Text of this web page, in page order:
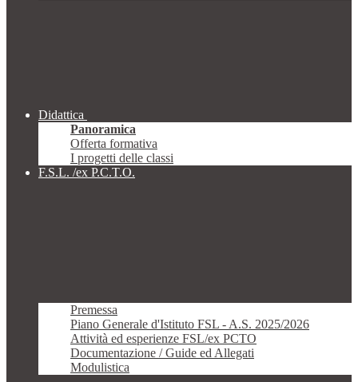
Didattica
Panoramica
Offerta formativa
I progetti delle classi
F.S.L. /ex P.C.T.O.
Premessa
Piano Generale d'Istituto FSL - A.S. 2025/2026
Attività ed esperienze FSL/ex PCTO
Documentazione / Guide ed Allegati
Modulistica